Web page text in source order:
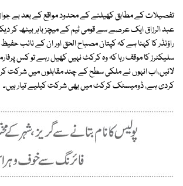
تفصیلات کے مطابق کھیلنے کے محدود مواقع کے بعد بے
عبد الرزاق ایک عرصے سے قومی ٹیم کے میچز باہر بیٹھ کر
راؤنڈر کا کہنا ہے کہ کپتان مصباح الحق اور ان کے نائب
سلیکٹرز کا موقف رہا کہ وہ کرکٹ نہیں کھیل رہے تو کس
لائیں،اب انہوں نے ملکی سطح کے چند مقابلوں میں شرکت
کردی ہے، ڈومیسٹک کرکٹ میں بھی شرکت کیلیے تیار ہیں۔